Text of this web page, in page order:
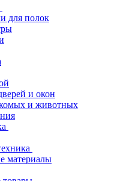
для полок
и окон
и животных
материалы